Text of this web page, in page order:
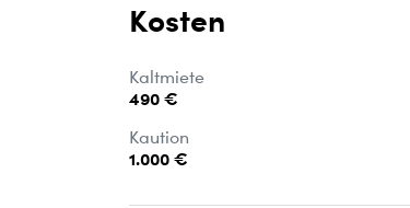
Kosten
Kaltmiete
490 €
Kaution
1.000 €